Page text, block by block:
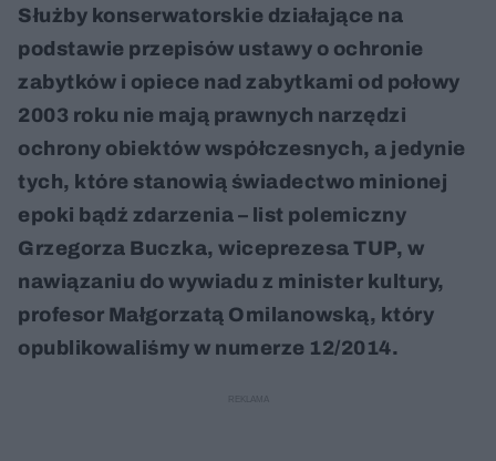
Służby konserwatorskie działające na
podstawie przepisów ustawy o ochronie
zabytków i opiece nad zabytkami od połowy
2003 roku nie mają prawnych narzędzi
ochrony obiektów współczesnych, a jedynie
tych, które stanowią świadectwo minionej
epoki bądź zdarzenia – list polemiczny
Grzegorza Buczka, wiceprezesa TUP, w
nawiązaniu do wywiadu z minister kultury,
profesor Małgorzatą Omilanowską, który
opublikowaliśmy w numerze 12/2014.